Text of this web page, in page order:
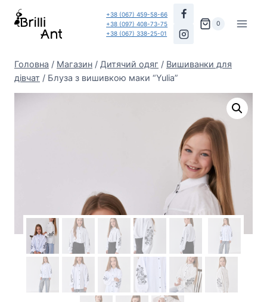
Перейти
+38 (067) 459-58-66
+38 (097) 408-73-75
+38 (067) 338-25-01
0
Головна / Магазин / Дитячий одяг / Вишиванки для
дівчат / Блуза з вишивкою маки “Yulia”